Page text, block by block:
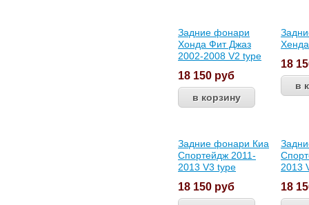
Задние фонари
Хонда Фит Джаз
2002-2008 V2 type
18 150 руб
18
Задние фонари Киа
Спортейдж 2011-
2013 V3 type
18 150 руб
2013
18